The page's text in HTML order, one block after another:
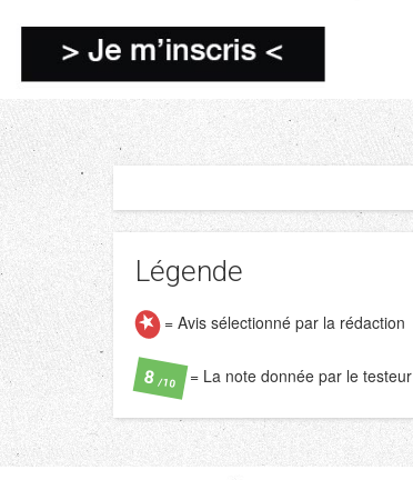
Légende
= Avis sélectionné par la rédaction
8/10 = La note donnée par le testeur